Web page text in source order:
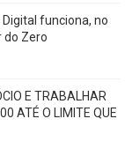
funciona, no
do Zero
E TRABALHAR
ATÉ O LIMITE QUE